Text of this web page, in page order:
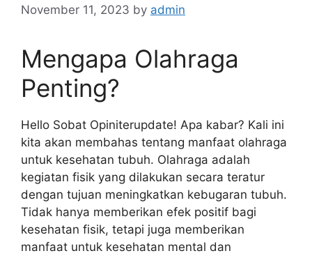
November 11, 2023 by admin
Mengapa Olahraga
Penting?
Hello Sobat Opiniterupdate! Apa kabar? Kali ini
kita akan membahas tentang manfaat olahraga
untuk kesehatan tubuh. Olahraga adalah
kegiatan fisik yang dilakukan secara teratur
dengan tujuan meningkatkan kebugaran tubuh.
Tidak hanya memberikan efek positif bagi
kesehatan fisik, tetapi juga memberikan
manfaat untuk kesehatan mental dan